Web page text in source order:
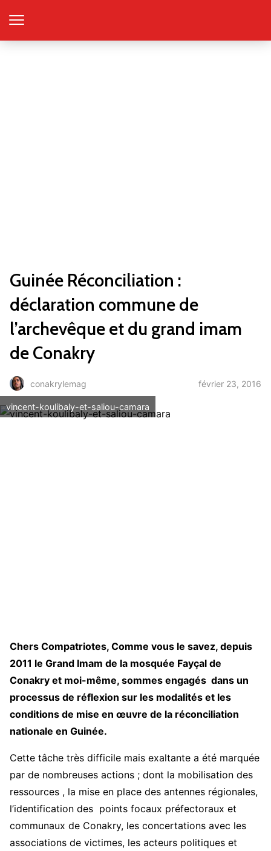
Guinée Réconciliation :
déclaration commune de
l’archevêque et du grand imam
de Conakry
conakrylemag février 23, 2016
vincent-koulibaly-et-saliou-camara
Chers Compatriotes, Comme vous le savez, depuis
2011 le Grand Imam de la mosquée Fayçal de
Conakry et moi-même, sommes engagés dans un
processus de réflexion sur les modalités et les
conditions de mise en œuvre de la réconciliation
nationale en Guinée.
Cette tâche très difficile mais exaltante a été marquée
par de nombreuses actions ; dont la mobilisation des
ressources , la mise en place des antennes régionales,
l’identification des points focaux préfectoraux et
communaux de Conakry, les concertations avec les
associations de victimes, les acteurs politiques et